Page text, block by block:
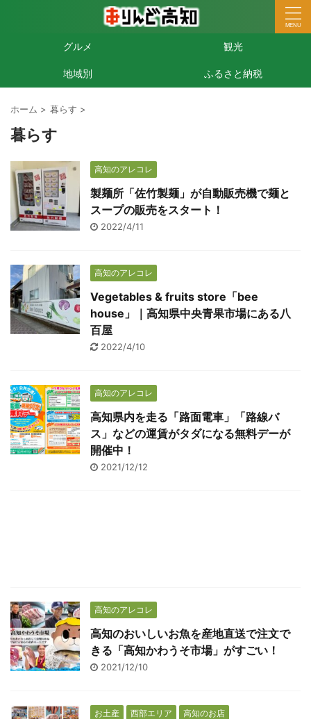
グルメ 観光
地域別 ふるさと納税
ホーム > 暮らす >
暮らす
高知のアレコレ
製麺所「佐竹製麺」が自動販売機で麺と
スープの販売をスタート！
2022/4/11
高知のアレコレ
Vegetables & fruits store「bee
house」｜高知県中央青果市場にある八
百屋
2022/4/10
高知のアレコレ
高知県内を走る「路面電車」「路線バ
ス」などの運賃がタダになる無料デーが
開催中！
2021/12/12
高知のアレコレ
高知のおいしいお魚を産地直送で注文で
きる「高知かわうそ市場」がすごい！
2021/12/10
お土産 西部エリア 高知のお店